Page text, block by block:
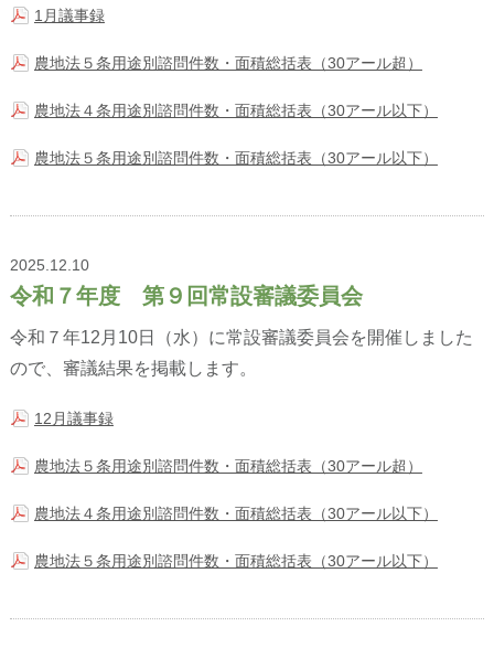
1月議事録
農地法５条用途別諮問件数・面積総括表（30アール超）
農地法４条用途別諮問件数・面積総括表（30アール以下）
農地法５条用途別諮問件数・面積総括表（30アール以下）
2025.12.10
令和７年度 第９回常設審議委員会
令和７年12月10日（水）に常設審議委員会を開催しました
ので、審議結果を掲載します。
12月議事録
農地法５条用途別諮問件数・面積総括表（30アール超）
農地法４条用途別諮問件数・面積総括表（30アール以下）
農地法５条用途別諮問件数・面積総括表（30アール以下）